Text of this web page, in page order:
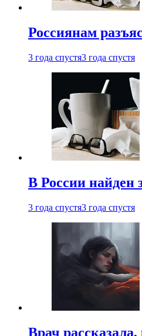
Россиянам
3 года спустя3 года спустя
В России
3 года спустя3 года спустя
Врач